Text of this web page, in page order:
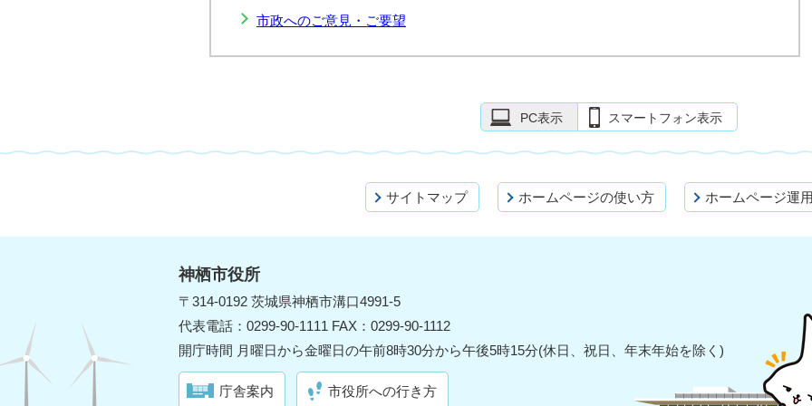
市政へのご意見・ご要望
PC表示 スマートフォン表示
サイトマップ ホームページの使い方 ホームページ運
神栖市役所
〒314-0192 茨城県神栖市溝口4991-5
代表電話：0299-90-1111 FAX：0299-90-1112
開庁時間 月曜日から金曜日の午前8時30分から午後5時15分(休日、祝日、年末年始を除く)
庁舎案内 市役所への行き方